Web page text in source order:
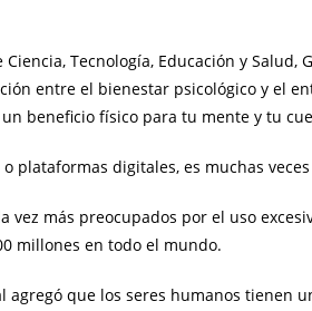
Tecnología, Educación y Salud,
entre el bienestar psicológico y el
beneficio físico para tu mente y tu
plataformas digitales, es muchas
vez más preocupados por el uso
millones en todo el mundo.
agregó que los seres humanos tienen